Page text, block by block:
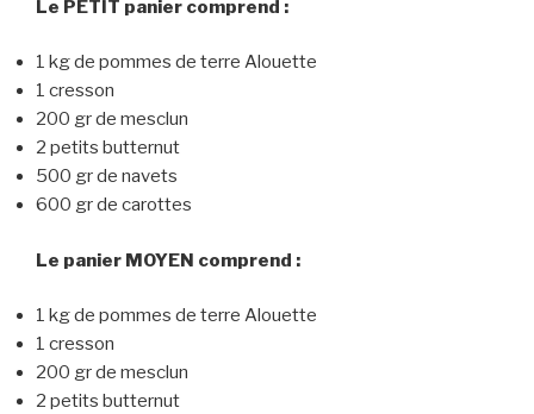
Le PETIT panier comprend :
1 kg de pommes de terre Alouette
1 cresson
200 gr de mesclun
2 petits butternut
500 gr de navets
600 gr de carottes
Le panier MOYEN comprend :
1 kg de pommes de terre Alouette
1 cresson
200 gr de mesclun
2 petits butternut